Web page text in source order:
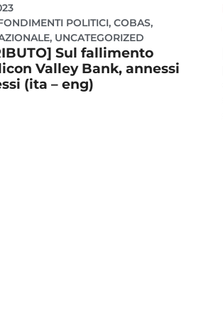
POLITICI, COBAS,
, UNCATEGORIZED
Sul fallimento
Valley Bank, annessi
(ita – eng)